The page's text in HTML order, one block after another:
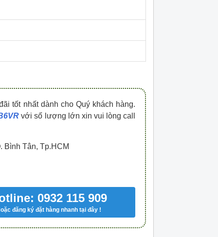
0909.067.950 Ms.Châu
tốt nhất dành cho Quý khách hàng.
với số lượng lớn xin vui lòng call
Bình Tân, Tp.HCM
0932 115 909
đăng ký đặt hàng nhanh tại đây !